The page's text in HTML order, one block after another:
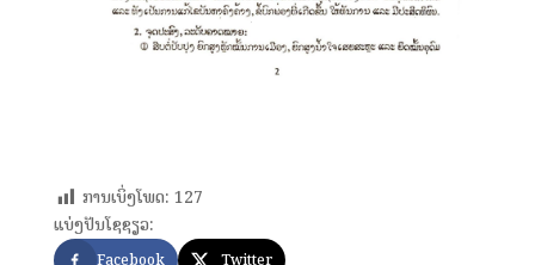
ການເບິ່ງໂພດ: 127
ແບ່ງປັນໂຊຊຽວ:
Facebook Twitter